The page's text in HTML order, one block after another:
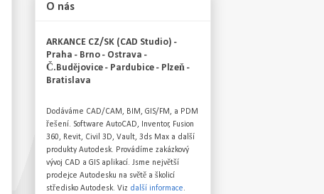
O nás
ARKANCE CZ/SK (CAD Studio) -
Praha - Brno - Ostrava -
Č.Budějovice - Pardubice - Plzeň -
Bratislava
Dodáváme CAD/CAM, BIM, GIS/FM, a PDM
řešení. Software AutoCAD, Inventor, Fusion
360, Revit, Civil 3D, Vault, 3ds Max a další
produkty Autodesk. Provádíme zakázkový
vývoj CAD a GIS aplikací. Jsme největší
prodejce Autodesku na světě a školicí
středisko Autodesk. Viz další informace.